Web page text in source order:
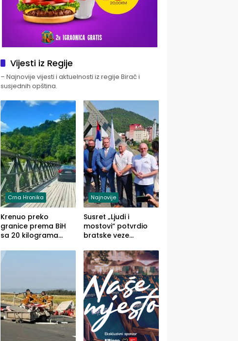
Vijesti iz Regije
– Najnovije vijesti i aktuelnosti iz regije Birač i
susjednih opština.
Crna Hronika
Krenuo preko
granice prema BiH
sa 20 kilograma
u automobilu
Najnovije
Susret „Ljudi i
mostovi“ potvrdio
bratske veze
Zvornika